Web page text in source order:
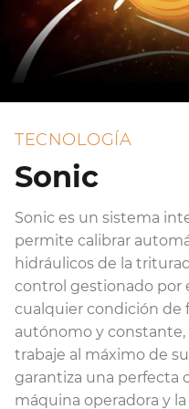
TECNOLOGÍA
Sonic
Sonic es un sistema
permite calibrar
hidráulicos de la
control gestionado por
cualquier condición
autónomo y
trabaje al máximo de
garantiza una perfecta
máquina operadora y
El motor "VT" (Variable
considerablemente las
trituradora,
cuando se requiere
reduciendo al máximo
del rotor. El motor VT
trituración, lo cual le
La aplicación oficial de
clientes de FAE que
tecnología Sonic.
Esta App permite
efectuada antes de
campo sea la ideal para
sistema Sonic,
presión necesaria para